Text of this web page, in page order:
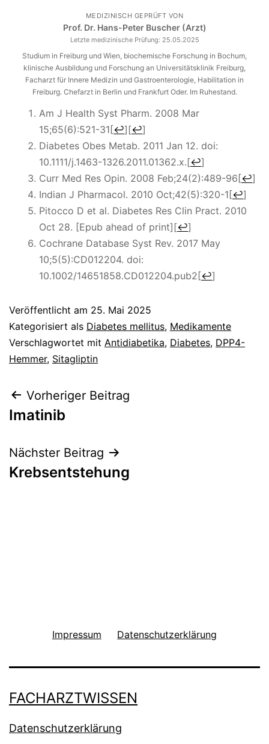
MEDIZINISCH GEPRÜFT VON
Prof. Dr. Hans-Peter Buscher (Arzt)
Letzte medizinische Prüfung: 25.05.2025
Studium in Freiburg und Wien, biochemische Forschung in Bochum,
klinische Ausbildung und Forschung an Universitätsklinik Freiburg,
Facharzt für Innere Medizin und Gastroenterologie, Habilitation in
Freiburg. Chefarzt in Berlin und Frankfurt Oder. Im Ruhestand.
Am J Health Syst Pharm. 2008 Mar
15;65(6):521-31[↩] [↩]
Diabetes Obes Metab. 2011 Jan 12. doi:
10.1111/j.1463-1326.2011.01362.x.[↩]
Curr Med Res Opin. 2008 Feb;24(2):489-96[↩]
Indian J Pharmacol. 2010 Oct;42(5):320-1[↩]
Pitocco D et al. Diabetes Res Clin Pract. 2010
Oct 28. [Epub ahead of print] [↩]
Cochrane Database Syst Rev. 2017 May
10;5(5):CD012204. doi:
10.1002/14651858.CD012204.pub2[↩]
Veröffentlicht am 25. Mai 2025
Kategorisiert als Diabetes mellitus, Medikamente
Verschlagwortet mit Antidiabetika, Diabetes, DPP4-
Hemmer, Sitagliptin
Beitragsnavigation
Vorheriger Beitrag
Imatinib
Nächster Beitrag
Krebsentstehung
Impressum Datenschutzerklärung
FACHARZTWISSEN
Datenschutzerklärung